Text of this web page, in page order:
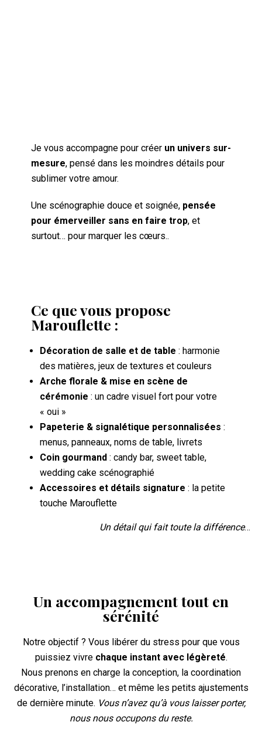
Je vous accompagne pour créer un univers sur-
mesure, pensé dans les moindres détails pour
sublimer votre amour.
Une scénographie douce et soignée, pensée
pour émerveiller sans en faire trop, et
surtout… pour marquer les cœurs..
Ce que vous propose
Marouflette :
Décoration de salle et de table : harmonie
des matières, jeux de textures et couleurs
Arche florale & mise en scène de
cérémonie : un cadre visuel fort pour votre
« oui »
Papeterie & signalétique personnalisées :
menus, panneaux, noms de table, livrets
Coin gourmand: candy bar, sweet table,
wedding cake scénographié
Accessoires et détails signature : la petite
touche Marouflette
Un détail qui fait toute la différence…
Un accompagnement tout en
sérénité
Notre objectif ? Vous libérer du stress pour que vous
puissiez vivre chaque instant avec légèreté.
Nous prenons en charge la conception, la coordination
décorative, l’installation… et même les petits ajustements
de dernière minute. Vous n’avez qu’à vous laisser porter,
nous nous occupons du reste.